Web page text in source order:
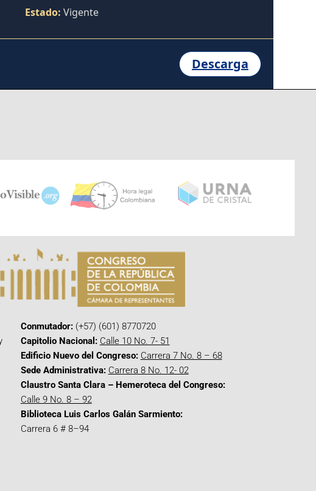
Estado: Vigente
Descarga
Conmutador:(+57) (601) 8770720
Capitolio Nacional: Calle 10 No. 7- 51
Edificio Nuevo del Congreso: Carrera 7 No. 8 – 68
Sede Administrativa: Carrera 8 No. 12- 02
Claustro Santa Clara – Hemeroteca del Congreso:
Calle 9 No. 8 – 92
Biblioteca Luis Carlos Galán Sarmiento:
Carrera 6 # 8–94